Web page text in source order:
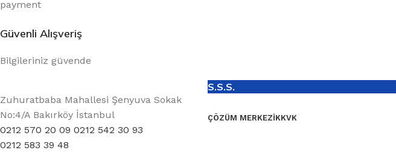
Güvenli Alışveriş
Bilgileriniz güvende
Zuhuratbaba Mahallesi Şenyuva Sokak
No:4/A Bakırköy İstanbul
0212 570 20 09 0212 542 30 93
0212 583 39 48
S.S.S.
ÇÖZÜM MERKEZIKKVK